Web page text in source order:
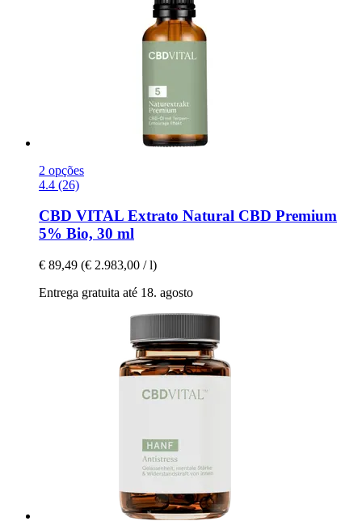
2 opções
4.4 (26)
CBD VITAL Extrato Natural CBD Premium
5% Bio, 30 ml
€ 89,49 (€ 2.983,00 / l)
Entrega gratuita até 18. agosto